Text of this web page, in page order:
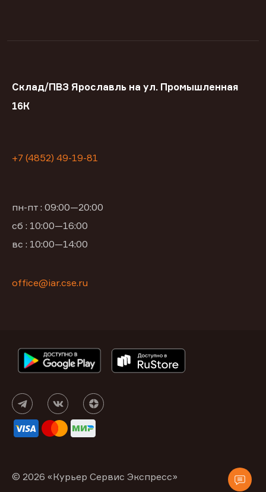
Склад/ПВЗ Ярославль на ул. Промышленная
16К
+7 (4852) 49-19-81
пн-пт : 09:00—20:00
сб : 10:00—16:00
вс : 10:00—14:00
office@iar.cse.ru
© 2026 «Курьер Сервис Экспресс»